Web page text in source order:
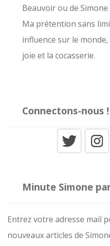
e
r
:
Beauvoir ou de
Ma prétention sans
influence sur le
joie et la cocasserie.
Connectons-nous !
Minute Simone
Entrez votre adresse mail
nouveaux articles de